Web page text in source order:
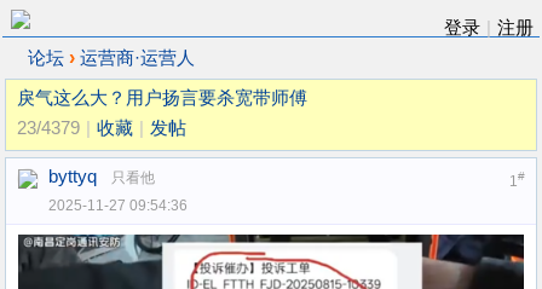
登录
注册
论坛 › 运营商·运营人
戾气这么大？用户扬言要杀宽带师傅
23/4379
收藏 发帖
1#
byttyq
只看他
2025-11-27 09:54:36